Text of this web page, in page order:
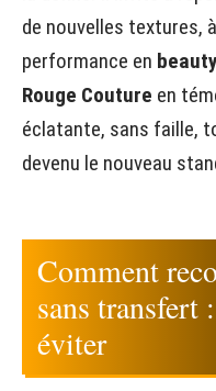
de nouvelles textures,
performance en beauty
Rouge Couture en
éclatante, sans faille,
devenu le nouveau
Comment
sans transfert
éviter